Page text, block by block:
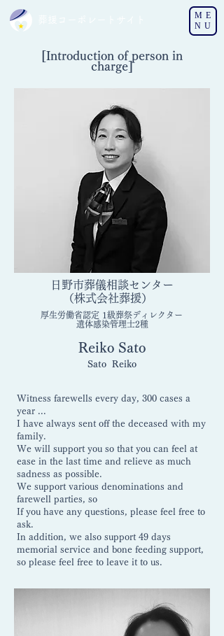
ME
NU
[Introduction of person in
charge]
日野市葬儀相談センター
（株式会社葬援）
厚生労働省認定 1級葬祭ディレクター
遺体感染管理士2種
Reiko Sato​
​Sato Reiko
Witness farewells every day, 300 cases a
year ...
I have always sent off the deceased with my
family.
We will support you so that you can feel at
ease in the last time and relieve as much
sadness as possible.
We support various denominations and
farewell parties, so
If you have any questions, please feel free to
ask.
In addition, we also support 49 days
memorial service and bone feeding support,
so please feel free to leave it to us.